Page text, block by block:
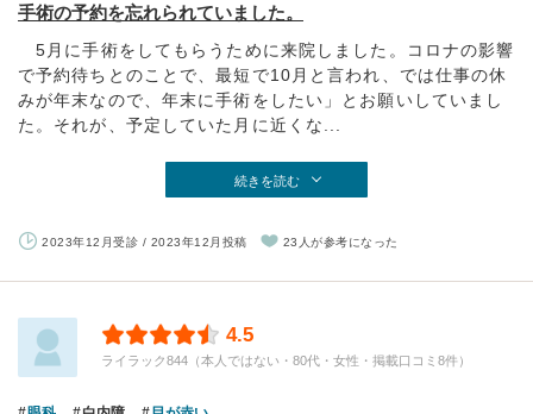
手術の予約を忘れられていました。
5月に手術をしてもらうために来院しました。コロナの影響
で予約待ちとのことで、最短で10月と言われ、では仕事の休
みが年末なので、年末に手術をしたい」とお願いしていまし
た。それが、予定していた月に近くな...
続きを読む
2023年12月受診 / 2023年12月投稿 23人が参考になった
4.5
ライラック844（本人ではない・80代・女性・掲載口コミ8件）